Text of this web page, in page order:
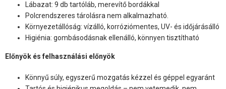
Lábazat: 9 db tartóláb, merevítő bordákkal
Polcrendszeres tárolásra nem alkalmazható.
Környezetállóság: vízálló, korróziómentes, UV- és időjárásálló
Higiénia: gombásodásnak ellenálló, könnyen tisztítható
Előnyök és felhasználási előnyök
Könnyű súly, egyszerű mozgatás kézzel és géppel egyaránt